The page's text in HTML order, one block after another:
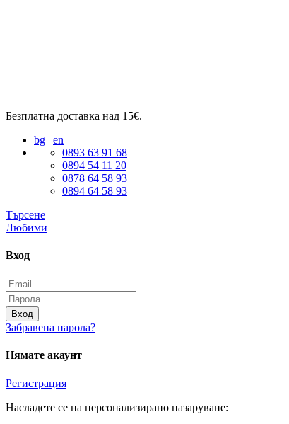
Безплатна доставка над 15€.
bg | en
0893 63 91 68
0894 54 11 20
0878 64 58 93
0894 64 58 93
Търсене
Любими
Вход
Вход
Забравена парола?
Нямате акаунт
Регистрация
Насладете се на персонализирано пазаруване: